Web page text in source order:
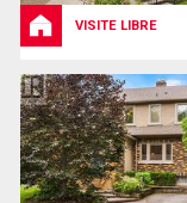
VISITE LIBRE